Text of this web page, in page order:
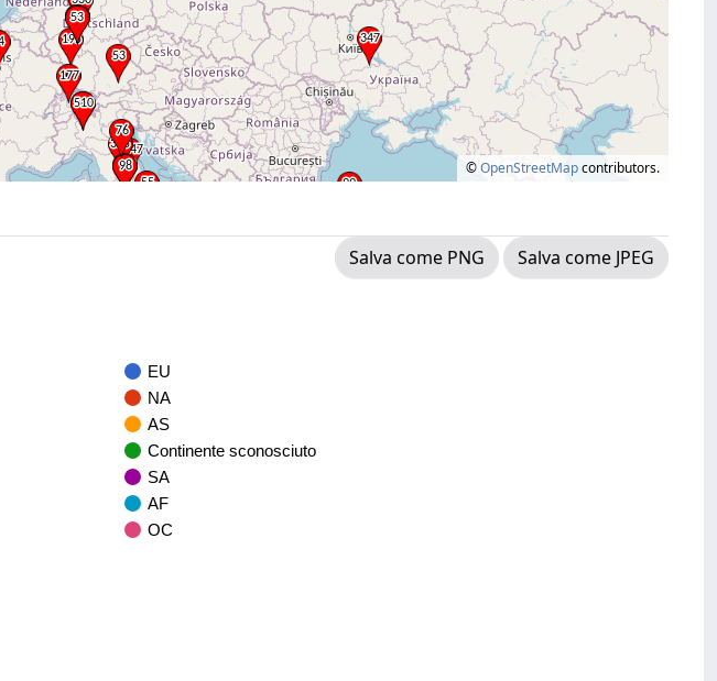
©OpenStreetMapcontributors.
Salva come PNG
Salva come JPEG
EU
NA
AS
Continente sconosciuto
SA
AF
OC